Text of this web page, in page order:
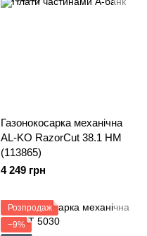
Газонокосарка механічна
AL-KO RazorCut 38.1 HM
(113865)
4 249 грн
Розпродаж
−9%